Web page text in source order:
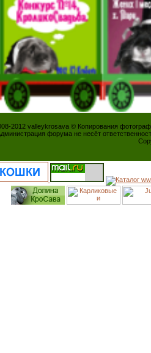
2012 valleykrosava © Копирования
форума не несёт